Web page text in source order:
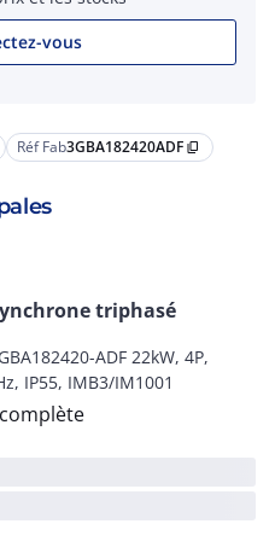
Réf Fab3GBA182420ADF content_copy
triphasé
ADF 22kW, 4P,
IP55, IMB3/IM1001
vous